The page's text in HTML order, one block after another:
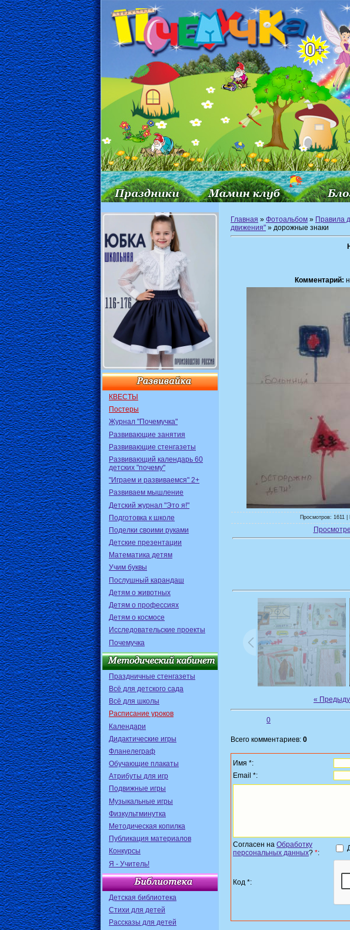
КВЕСТЫ
Постеры
Журнал "Почемучка"
Развивающие занятия
Развивающие стенгазеты
Развивающий календарь 60
детских "почему"
"Играем и развиваемся" 2+
Развиваем мышление
Детский журнал "Это я!"
Подготовка к школе
Поделки своими руками
Детские презентации
Математика детям
Учим буквы
Послушный карандаш
Детям о животных
Детям о профессиях
Детям о космосе
Исследовательские проекты
Почемучка
Праздничные стенгазеты
Всё для детского сада
Всё для школы
Расписание уроков
Календари
Дидактические игры
Фланелеграф
Обучающие плакаты
Атрибуты для игр
Подвижные игры
Музыкальные игры
Физкультминутка
Методическая копилка
Публикация материалов
Конкурсы
Я - Учитель!
Детская библиотека
Стихи для детей
Рассказы для детей
Главная » Фотоальбом » Правила
движения" » дорожные знаки
Комментарий:
Просмотров: 1611
«
0
Всего комментариев: 0
Имя *:
Email *:
Согласен на Обработку
персональных данных? *:
Код *: